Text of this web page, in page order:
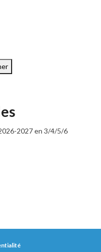
2027 en 3/4/5/6